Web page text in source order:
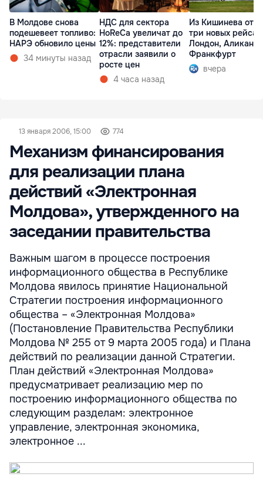
В Молдове снова
подешевеет топливо:
НАРЭ обновило цены
34 минуты назад
НДС для сектора
HoReCa увеличат до
12%: представители
отрасли заявили о
росте цен
4 часа назад
Из Кишинева
три новых рейса
Лондон,
Франкфурт
вчера
13 января 2006, 15:00 774
Механизм финансирования
для реализации плана
действий «Электронная
Молдова», утвержденного на
заседании правительства
Важным шагом в процессе построения
информационного общества в Республике
Молдова явилось принятие Национальной
Стратегии построения информационного
общества – «Электронная Молдова»
(Постановление Правительства Республики
Молдова № 255 от 9 марта 2005 года) и Плана
действий по реализации данной Стратегии.
План действий «Электронная Молдова»
предусматривает реализацию мер по
построению информационного общества по
следующим разделам: электронное
управление, электронная экономика,
электронное ...